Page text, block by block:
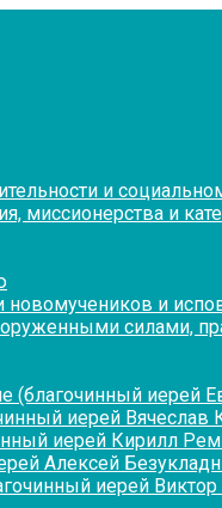
и
миссионерства и
и
силами,
(благочинный иерей
иерей
иерей Кирилл
Алексей
иерей